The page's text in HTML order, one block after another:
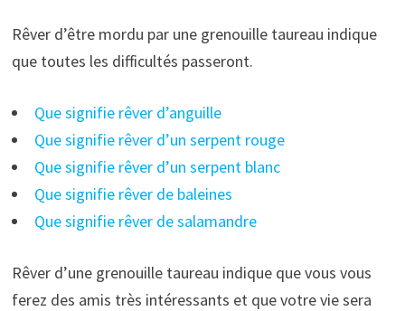
Rêver d’être mordu par une grenouille taureau indique
que toutes les difficultés passeront.
Que signifie rêver d’anguille
Que signifie rêver d’un serpent rouge
Que signifie rêver d’un serpent blanc
Que signifie rêver de baleines
Que signifie rêver de salamandre
Rêver d’une grenouille taureau indique que vous vous
ferez des amis très intéressants et que votre vie sera